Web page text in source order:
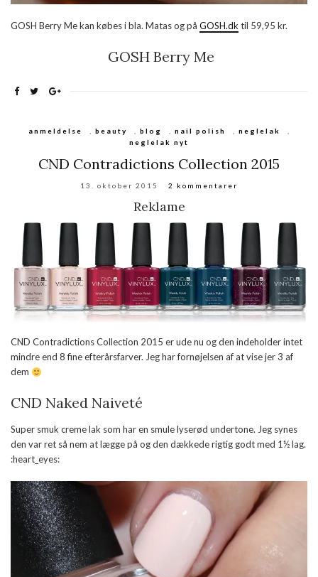
GOSH Berry Me kan købes i bla. Matas og på GOSH.dk til 59,95 kr.
GOSH Berry Me
anmeldelse beauty blog nail polish neglelak
neglelak nyt
CND Contradictions Collection 2015
13. oktober 2015 2 kommentarer
Reklame
CND Contradictions Collection 2015 er ude nu og den indeholder intet
mindre end 8 fine efterårsfarver. Jeg har fornøjelsen af at vise jer 3 af
dem
CND Naked Naiveté
Super smuk creme lak som har en smule lyserød undertone. Jeg synes
den var ret så nem at lægge på og den dækkede rigtig godt med 1½ lag.
:heart_eyes: